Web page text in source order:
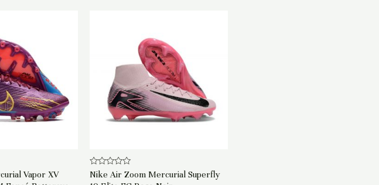
Vapor XV
Note
0
Nike Air Zoom Mercurial Superfly